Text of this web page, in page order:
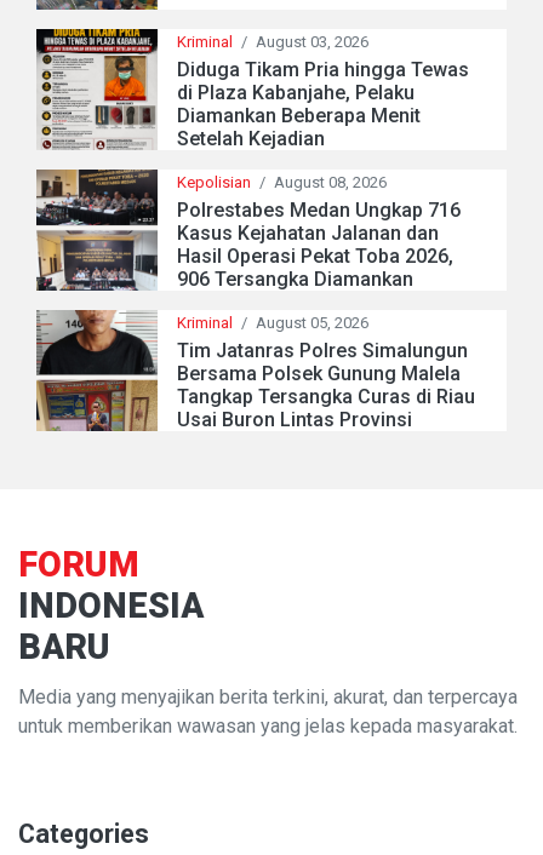
Kriminal / August 03, 2026
Diduga Tikam Pria hingga Tewas
di Plaza Kabanjahe, Pelaku
Diamankan Beberapa Menit
Setelah Kejadian
Kepolisian / August 08, 2026
Polrestabes Medan Ungkap 716
Kasus Kejahatan Jalanan dan
Hasil Operasi Pekat Toba 2026,
906 Tersangka Diamankan
Kriminal / August 05, 2026
Tim Jatanras Polres Simalungun
Bersama Polsek Gunung Malela
Tangkap Tersangka Curas di Riau
Usai Buron Lintas Provinsi
FORUM
INDONESIA
BARU
Media yang menyajikan berita terkini, akurat, dan terpercaya
untuk memberikan wawasan yang jelas kepada masyarakat.
Categories